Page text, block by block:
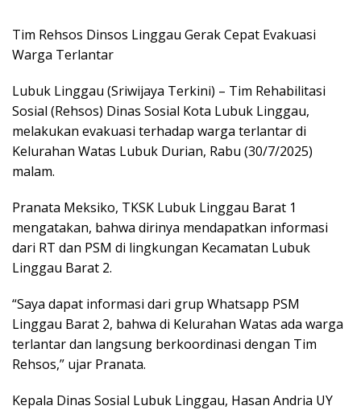
Tim Rehsos Dinsos Linggau Gerak Cepat Evakuasi
Warga Terlantar
Lubuk Linggau (Sriwijaya Terkini) – Tim Rehabilitasi
Sosial (Rehsos) Dinas Sosial Kota Lubuk Linggau,
melakukan evakuasi terhadap warga terlantar di
Kelurahan Watas Lubuk Durian, Rabu (30/7/2025)
malam.
Pranata Meksiko, TKSK Lubuk Linggau Barat 1
mengatakan, bahwa dirinya mendapatkan informasi
dari RT dan PSM di lingkungan Kecamatan Lubuk
Linggau Barat 2.
“Saya dapat informasi dari grup Whatsapp PSM
Linggau Barat 2, bahwa di Kelurahan Watas ada warga
terlantar dan langsung berkoordinasi dengan Tim
Rehsos,” ujar Pranata.
Kepala Dinas Sosial Lubuk Linggau, Hasan Andria UY